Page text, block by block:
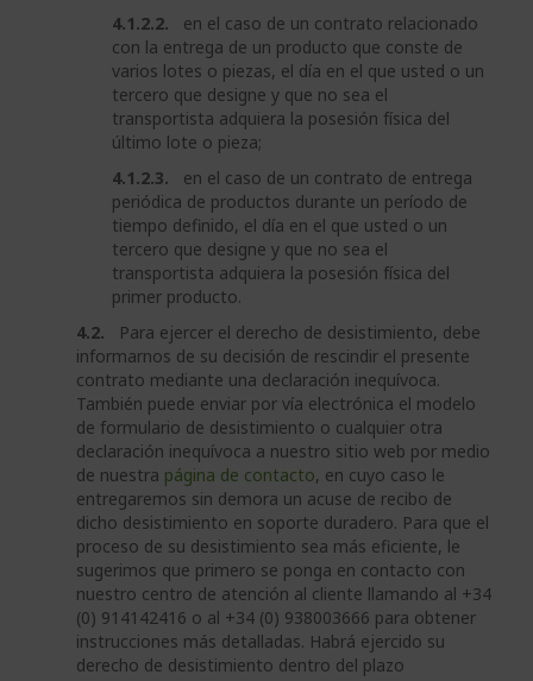
4.1.2.2. en el caso de un contrato relacionado
con la entrega de un producto que conste de
varios lotes o piezas, el día en el que usted o un
tercero que designe y que no sea el
transportista adquiera la posesión física del
último lote o pieza;
4.1.2.3. en el caso de un contrato de entrega
periódica de productos durante un período de
tiempo definido, el día en el que usted o un
tercero que designe y que no sea el
transportista adquiera la posesión física del
primer producto.
4.2.
Para ejercer el derecho de desistimiento, debe
informarnos de su decisión de rescindir el presente
contrato mediante una declaración inequívoca.
También puede enviar por vía electrónica el modelo
de formulario de desistimiento o cualquier otra
declaración inequívoca a nuestro sitio web por medio
de nuestra página de contacto, en cuyo caso le
entregaremos sin demora un acuse de recibo de
dicho desistimiento en soporte duradero. Para que el
proceso de su desistimiento sea más eficiente, le
sugerimos que primero se ponga en contacto con
nuestro centro de atención al cliente llamando al +34
(0) 914142416 o al +34 (0) 938003666 para obtener
instrucciones más detalladas. Habrá ejercido su
derecho de desistimiento dentro del plazo